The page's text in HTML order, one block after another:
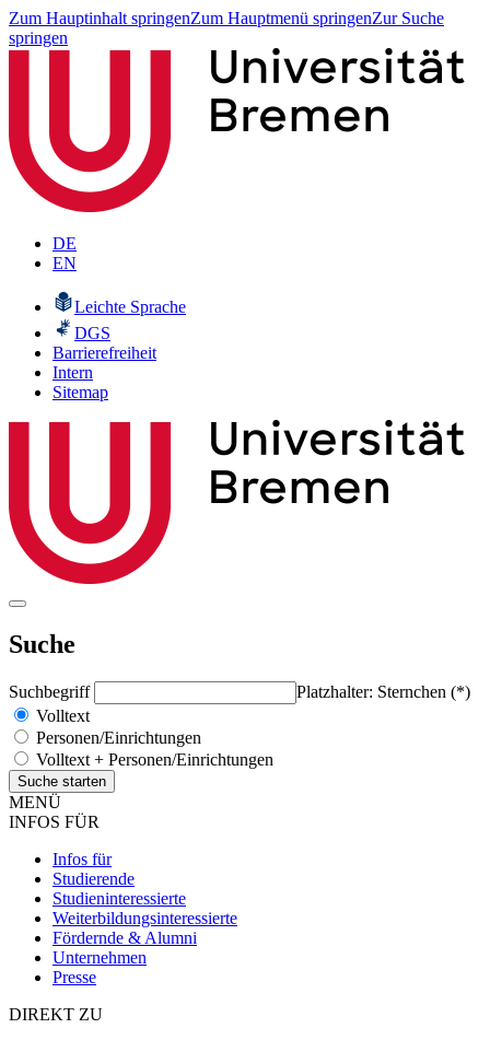
Zum Hauptinhalt springenZum Hauptmenü springenZur Suche
springen
DE
EN
Leichte Sprache
DGS
Barrierefreiheit
Intern
Sitemap
Suche
Suchbegriff
Platzhalter: Sternchen (*)
Volltext
Personen/Einrichtungen
Volltext + Personen/Einrichtungen
MENÜ
INFOS FÜR
Infos für
Studierende
Studieninteressierte
Weiterbildungsinteressierte
Fördernde & Alumni
Unternehmen
Presse
DIREKT ZU